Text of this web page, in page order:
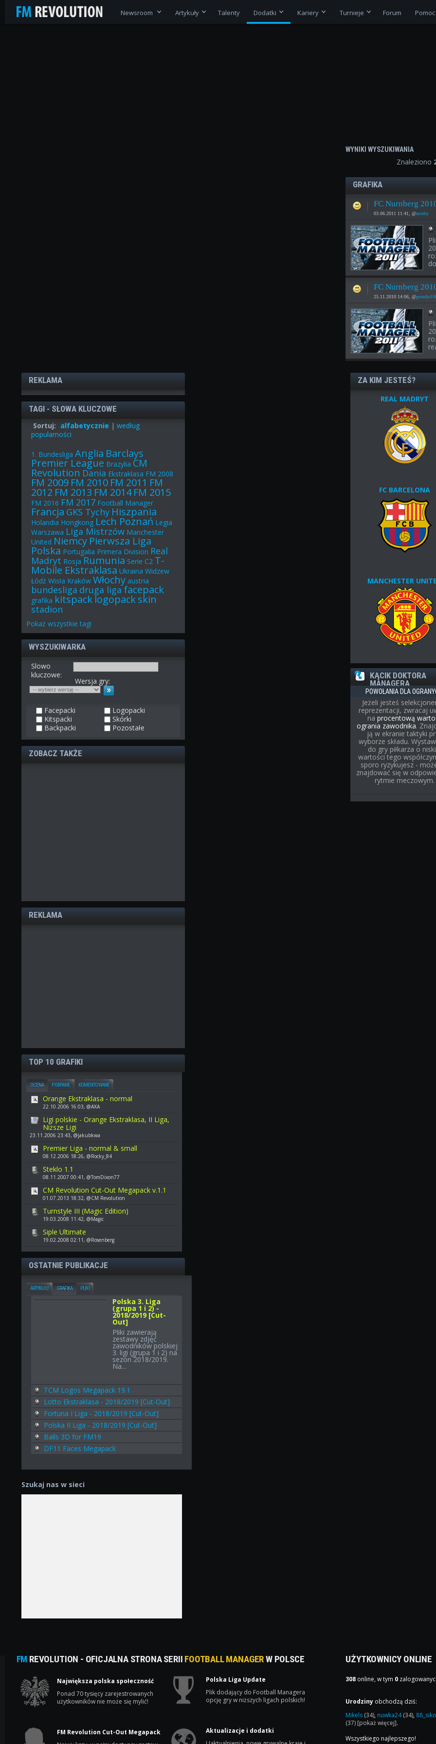
Newsroom Artykuły Talenty Dodatki Kariery Turnieje Forum Pomoc
WYNIKI WYSZUKIWANIA
Znaleziono
GRAFIKA
FC Nurnberg
03.06.2011 11:41, @arsnby
FC Nurnberg
25.11.2010 14:06, @
REKLAMA
TAGI - SŁOWA KLUCZOWE
Sortuj: alfabetycznie | według
popularności
1. Bundesliga Anglia Barclays
Premier League Brazylia CM
Revolution Dania Ekstraklasa FM 2008
FM 2009 FM 2010 FM 2011 FM
2012 FM 2013 FM 2014 FM 2015
FM 2016 FM 2017 Football Manager
Francja GKS Tychy Hiszpania
Holandia Hongkong Lech Poznań Legia
Warszawa Liga Mistrzów Manchester
United Niemcy Pierwsza Liga
Polska Portugalia Primera Division Real
Madryt Rosja Rumunia Serie C2 T-
Mobile Ekstraklasa Ukraina Widzew
Łódź Wisła Kraków Włochy austria
bundesliga druga liga facepack
grafika kitspacklogopack skin
stadion
Pokaż wszystkie tagi
WYSZUKIWARKA
Slowo
kluczowe:
Wersja gry:
Facepacki
Logopacki
Kitspacki
Skórki
Backpacki
Pozostałe
ZOBACZ TAKŻE
REKLAMA
TOP 10 GRAFIKI
OCENA POBRANE KOMENTOWANE
Orange Ekstraklasa - normal
22.10.2006 16:03, @AXA
Ligi polskie - Orange Ekstraklasa, II Liga,
Niższe Ligi
23.11.2006 23:43, @jakubkwa
Premier Liga - normal & small
08.12.2006 18:26, @Rocky_84
Steklo 1.1
08.11.2007 00:41, @TomDixon77
CM Revolution Cut-Out Megapack v.1.1
01.07.2013 18:32, @CM Revolution
Turnstyle III (Magic Edition)
19.03.2008 11:42, @Magic
Siple Ultimate
19.02.2008 02:11, @Rosenberg
OSTATNIE PUBLIKACJE
ARTYKUŁY GRAFIKA PLIKI
Polska 3. Liga
(grupa 1 i 2) -
2018/2019 [Cut-
Out]
Pliki zawierają
zestawy zdjęć
zawodników polskiej
3. ligi (grupa 1 i 2) na
sezon 2018/2019.
Na...
TCM Logos Megapack 19.1
Lotto Ekstraklasa - 2018/2019 [Cut-Out]
Fortuna I Liga - 2018/2019 [Cut-Out]
Polska II Liga - 2018/2019 [Cut-Out]
Balls 3D for FM19
DF11 Faces Megapack
Szukaj nas w sieci
ZA KIM JESTEŚ?
REAL MADRYT
FC BARCELONA
MANCHESTER
KĄCIK DOKTORA
MANAGERA
POWOŁANIA DLA
Jeżeli jesteś
reprezentacji, zwracaj
na procentową
ogrania zawodnika.
ją w ekranie taktyki
wyborze składu.
do gry piłkarza o
wartości tego
sporo ryzykujesz -
znajdować się w
rytmie meczowym.
FM REVOLUTION - OFICJALNA STRONA SERII FOOTBALL MANAGERW POLSCE
Największa polska społeczność
Ponad 70 tysięcy zarejestrowanych
użytkowników nie może się mylić!
Polska Liga Update
Plik dodający do Football Managera
opcję gry w niższych ligach polskich!
FM Revolution Cut-Out Megapack
Aktualizacje i dodatki
UŻYTKOWNICY ONLINE
308 online, w tym 0
Urodziny obchodzą dziś:
Mikels (34), nuwka24(34),
(37) [pokaż więcej].
Wszystkiego najlepszego!